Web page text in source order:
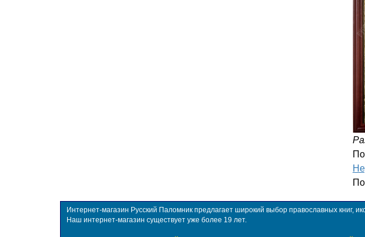
Интернет-магазин Русский Паломник предлагает широкий выбор православных книг,
Наш интернет-магазин существует уже более 19 лет.